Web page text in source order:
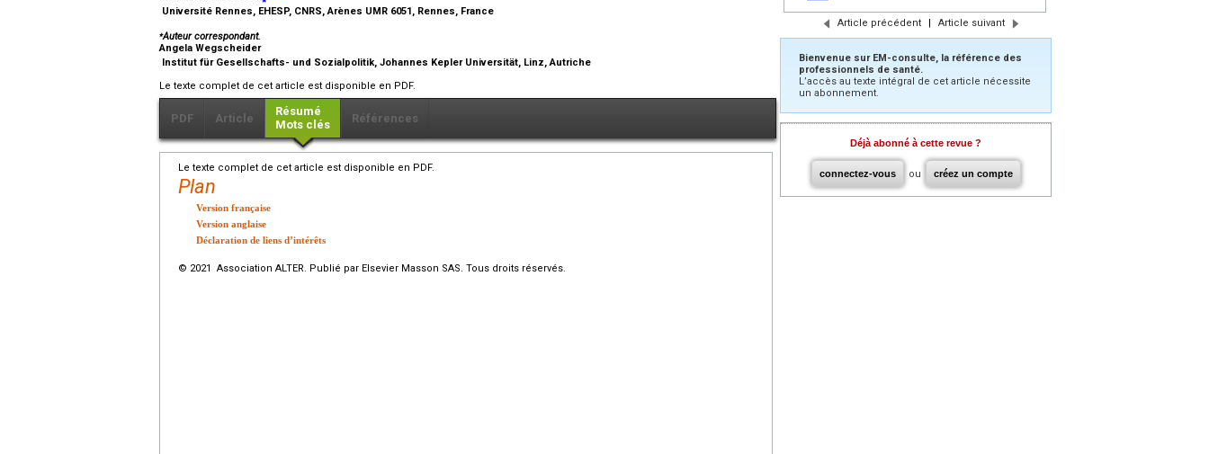
Université Rennes, EHESP, CNRS, Arènes UMR 6051, Rennes, France
⁎Auteur correspondant.
Angela Wegscheider
Institut für Gesellschafts- und Sozialpolitik, Johannes Kepler Universität, Linz, Autriche
Le texte complet de cet article est disponible en PDF.
PDF Article
Résumé
Mots clés
Références
Le texte complet de cet article est disponible en PDF.
Plan
Version française
Version anglaise
Déclaration de liens d’intérêts
© 2021 Association ALTER. Publié par Elsevier Masson SAS. Tous droits réservés.
Article précédent | Article suivant
Bienvenue sur EM-consulte, la référence des
professionnels de santé.
L’accès au texte intégral de cet article nécessite
un abonnement.
Déjà abonné à cette revue ?
connectez-vous ou créez un compte